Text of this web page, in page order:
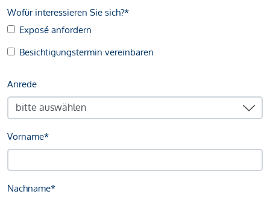
Wofür interessieren Sie sich?*
Exposé anfordern
Besichtigungstermin vereinbaren
Anrede
Vorname*
Nachname*